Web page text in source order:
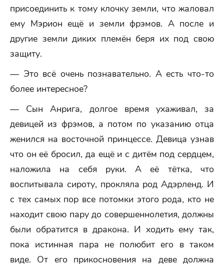
присоединить к тому клочку земли, что жаловал
ему Мэрион ещё и земли фрэмов. А после и
другие земли диких племён беря их под свою
защиту.
— Это всё очень познавательно. А есть что-то
более интересное?
— Сын Анрига, долгое время ухаживал, за
девицей из фрэмов, а потом по указанию отца
женился на восточной принцессе. Девица узнав
что он её бросил, да ещё и с дитём под сердцем,
наложила на себя руки. А её тётка, что
воспитывала сироту, прокляла род Адэрленд. И
с тех самых пор все потомки этого рода, кто не
находит свою пару до совершеннолетия, должны
были обратится в дракона. И ходить ему так,
пока истинная пара не полюбит его в таком
виде. От его прикосновения на деве должна